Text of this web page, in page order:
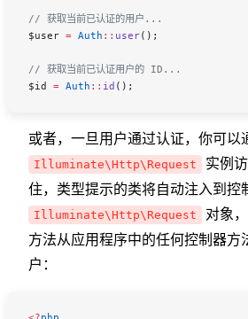
// 获取当前已认证的用户...
$user = Auth :: user();
// 获取当前已认证用户的 ID...
$id = Auth :: id ();
或者，一旦用户通过认证，你可以
Illuminate\Http\Request
实例
住，类型提示的类将自动注入到控
Illuminate\Http\Request 对象
方法从应用程序中的任何控制器方
户：